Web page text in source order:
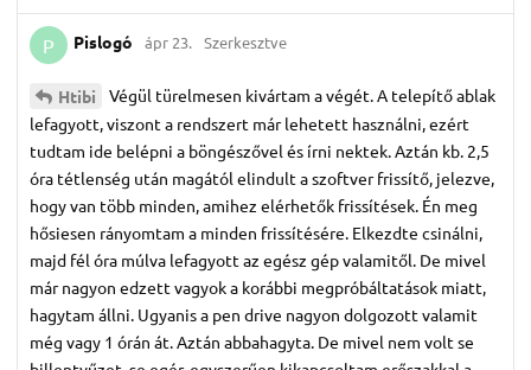
P Pislogó ápr 23. Szerkesztve
Htibi
Végül türelmesen kivártam a végét. A telepítő ablak
lefagyott, viszont a rendszert már lehetett használni, ezért
tudtam ide belépni a böngészővel és írni nektek. Aztán kb. 2,5
óra tétlenség után magától elindult a szoftver frissítő, jelezve,
hogy van több minden, amihez elérhetők frissítések. Én meg
hősiesen rányomtam a minden frissítésére. Elkezdte csinálni,
majd fél óra múlva lefagyott az egész gép valamitől. De mivel
már nagyon edzett vagyok a korábbi megpróbáltatások miatt,
hagytam állni. Ugyanis a pen drive nagyon dolgozott valamit
még vagy 1 órán át. Aztán abbahagyta. De mivel nem volt se